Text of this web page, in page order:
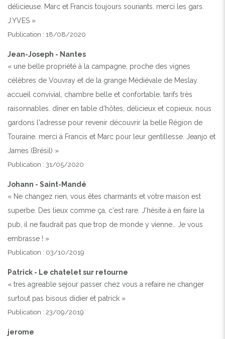
délicieuse. Marc et Francis toujours souriants. merci les gars.
J.YVES »
Publication : 18/08/2020
Jean-Joseph - Nantes
« une belle propriété à la campagne, proche des vignes
célèbres de Vouvray et de la grange Médiévale de Meslay.
accueil convivial, chambre belle et confortable. tarifs très
raisonnables. dîner en table d'hôtes, délicieux et copieux. nous
gardons l'adresse pour revenir découvrir la belle Région de
Touraine. merci à Francis et Marc pour leur gentillesse. Jeanjo et
James (Brésil) »
Publication : 31/05/2020
Johann - Saint-Mandé
« Ne changez rien, vous êtes charmants et votre maison est
superbe. Des lieux comme ça, c'est rare. J'hésite à en faire la
pub, il ne faudrait pas que trop de monde y vienne… Je vous
embrasse ! »
Publication : 03/10/2019
Patrick - Le chatelet sur retourne
« tres agreable sejour passer chez vous a refaire ne changer
surtout pas bisous didier et patrick »
Publication : 23/09/2019
jerome